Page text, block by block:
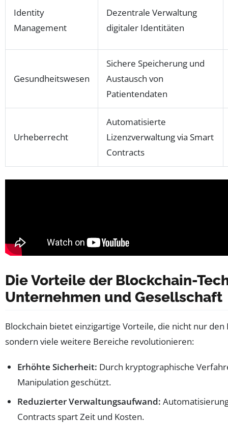
Identity
Management
Dezentrale Verwaltung
digitaler Identitäten
Gesundheitswesen
Sichere Speicherung und
Austausch von
Patientendaten
Urheberrecht
Automatisierte
Lizenzverwaltung via Smart
Contracts
Die Vorteile der Blockchain-
Unternehmen und Gesellschaft
Blockchain bietet einzigartige Vorteile, die nicht nur den
sondern viele weitere Bereiche revolutionieren:
Erhöhte Sicherheit: Durch kryptographische
Manipulation geschützt.
Reduzierter Verwaltungsaufwand:
Contracts spart Zeit und Kosten.